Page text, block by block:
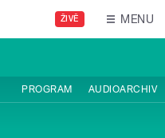
ŽIVĚ MENU
PROGRAM AUDIOARCHIV